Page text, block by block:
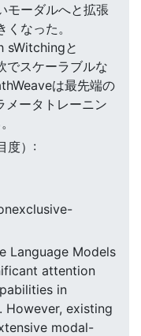
モーダルへと拡張
なった。
sWitchingと
でスケーラブルな
は最先端の
メータトレーニン
度）:
Language Models
attention
in
However, existing
modal-